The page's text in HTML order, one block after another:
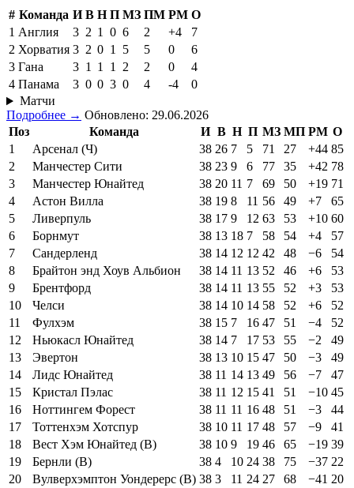
# Команда И В Н П МЗ ПМ РМ О
1 Англия 3 2 1 0 6 2 +4
7
2 Хорватия 3 2 0 1 5 5 0
6
3 Гана 3 1 1 1 2 2 0
4
4 Панама 3 0 0 3 0 4 -4
0
Матчи
Подробнее → Обновлено: 29.06.2026
Поз
Команда И В Н П МЗ МП РМ О
1
Арсенал (Ч) 38 26 7 5 71 27 +44 85
2
Манчестер Сити 38 23 9 6 77 35 +42 78
3
Манчестер Юнайтед 38 20 11 7 69 50 +19 71
4
Астон Вилла 38 19 8 11 56 49 +7
65
5
Ливерпуль 38 17 9 12 63 53 +10 60
6
Борнмут 38 13 18 7 58 54 +4
57
7
Сандерленд 38 14 12 12 42 48 −6
54
8
Брайтон энд Хоув Альбион 38 14 11 13 52 46 +6
53
9
Брентфорд 38 14 11 13 55 52 +3
53
10
Челси 38 14 10 14 58 52 +6
52
11
Фулхэм 38 15 7 16 47 51 −4
52
12
Ньюкасл Юнайтед 38 14 7 17 53 55 −2
49
13
Эвертон 38 13 10 15 47 50 −3
49
14
Лидс Юнайтед 38 11 14 13 49 56 −7
47
15
Кристал Пэлас 38 11 12 15 41 51 −10 45
16
Ноттингем Форест 38 11 11 16 48 51 −3
44
17
Тоттенхэм Хотспур 38 10 11 17 48 57 −9
41
18
Вест Хэм Юнайтед (В) 38 10 9 19 46 65 −19 39
19
Бернли (В) 38 4 10 24 38 75 −37 22
20
Вулверхэмптон Уондерерс (В) 38 3 11 24 27 68 −41 20